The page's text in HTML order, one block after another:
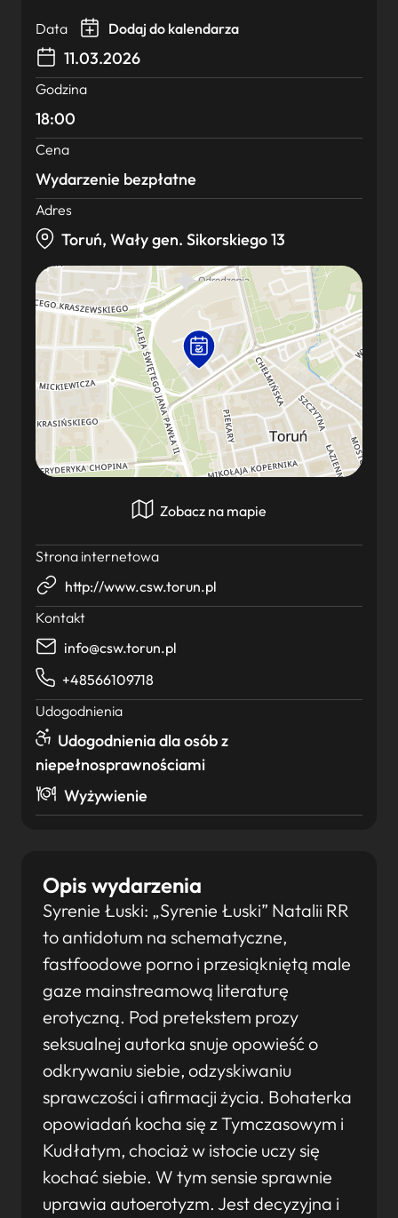
Opis wydarzenia
Syrenie Łuski: „Syrenie Łuski” Natalii RR
to antidotum na schematyczne,
fastfoodowe porno i przesiąkniętą male
gaze mainstreamową literaturę
erotyczną. Pod pretekstem prozy
seksualnej autorka snuje opowieść o
odkrywaniu siebie, odzyskiwaniu
sprawczości i afirmacji życia. Bohaterka
opowiadań kocha się z Tymczasowym i
Kudłatym, chociaż w istocie uczy się
kochać siebie. W tym sensie sprawnie
uprawia autoerotyzm. Jest decyzyjna i
Data Dodaj do kalendarza
11.03.2026
Godzina
18:00
Cena
Wydarzenie bezpłatne
Adres
Toruń, Wały gen. Sikorskiego 13
Zobacz na mapie
Strona internetowa
http://www.csw.torun.pl
Kontakt
info@csw.torun.pl
+48566109718
Udogodnienia
Udogodnienia dla osób z
niepełnosprawnościami
Wyżywienie